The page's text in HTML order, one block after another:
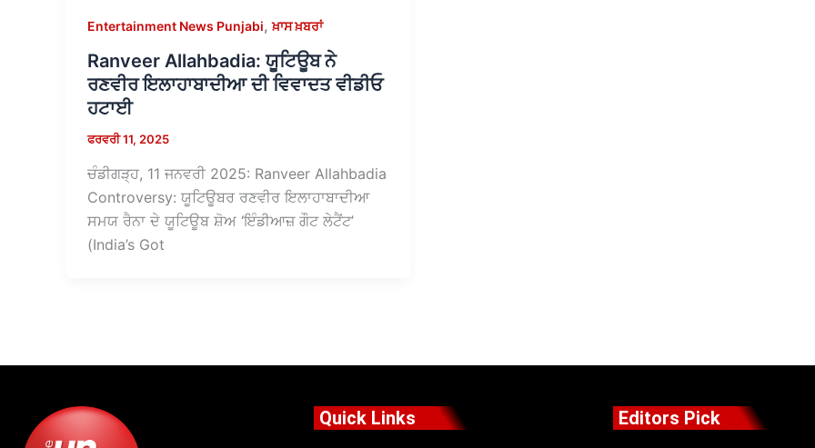
Entertainment News Punjabi,ਖ਼ਾਸ ਖ਼ਬਰਾਂ
Ranveer Allahbadia: ਯੂਟਿਊਬ ਨੇ
ਰਣਵੀਰ ਇਲਾਹਾਬਾਦੀਆ ਦੀ ਵਿਵਾਦਤ ਵੀਡੀਓ
ਹਟਾਈ
ਫਰਵਰੀ 11, 2025
ਚੰਡੀਗੜ੍ਹ, 11 ਜਨਵਰੀ 2025: Ranveer Allahbadia
Controversy: ਯੂਟਿਊਬਰ ਰਣਵੀਰ ਇਲਾਹਾਬਾਦੀਆ
ਸਮਯ ਰੈਨਾ ਦੇ ਯੂਟਿਊਬ ਸ਼ੋਅ ‘ਇੰਡੀਆਜ਼ ਗੌਟ ਲੇਟੈਂਟ’
(India’s Got
Quick Links Editors Pick